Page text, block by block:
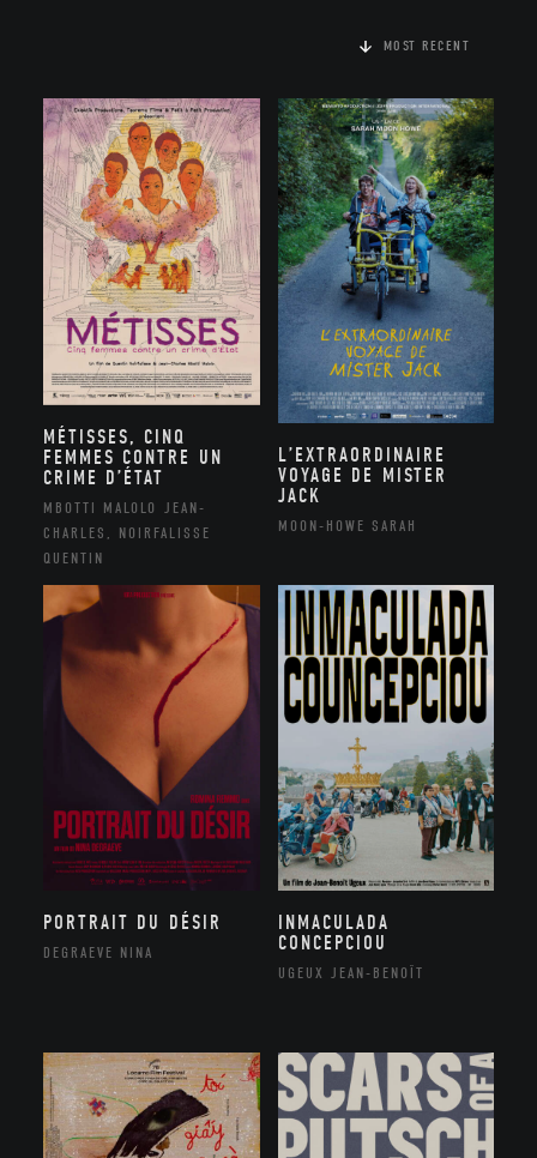
MOST RECENT
MÉTISSES, CINQ
FEMMES CONTRE UN
CRIME D’ÉTAT
MBOTTI MALOLO JEAN-
CHARLES, NOIRFALISSE
QUENTIN
L’EXTRAORDINAIRE
VOYAGE DE MISTER
JACK
MOON-HOWE SARAH
PORTRAIT DU DÉSIR
DEGRAEVE NINA
INMACULADA
CONCEPCIOU
UGEUX JEAN-BENOÎT